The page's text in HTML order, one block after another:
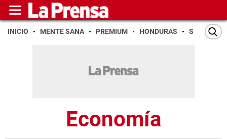
INICIO MENTE SANA PREMIUM HONDURAS SAN PEDRO
Economía